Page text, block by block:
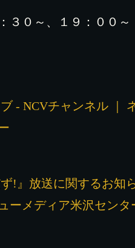
０～、１９：００～
- NCVチャンネル ｜
!』放送に関するお知
ーメディア米沢センタ